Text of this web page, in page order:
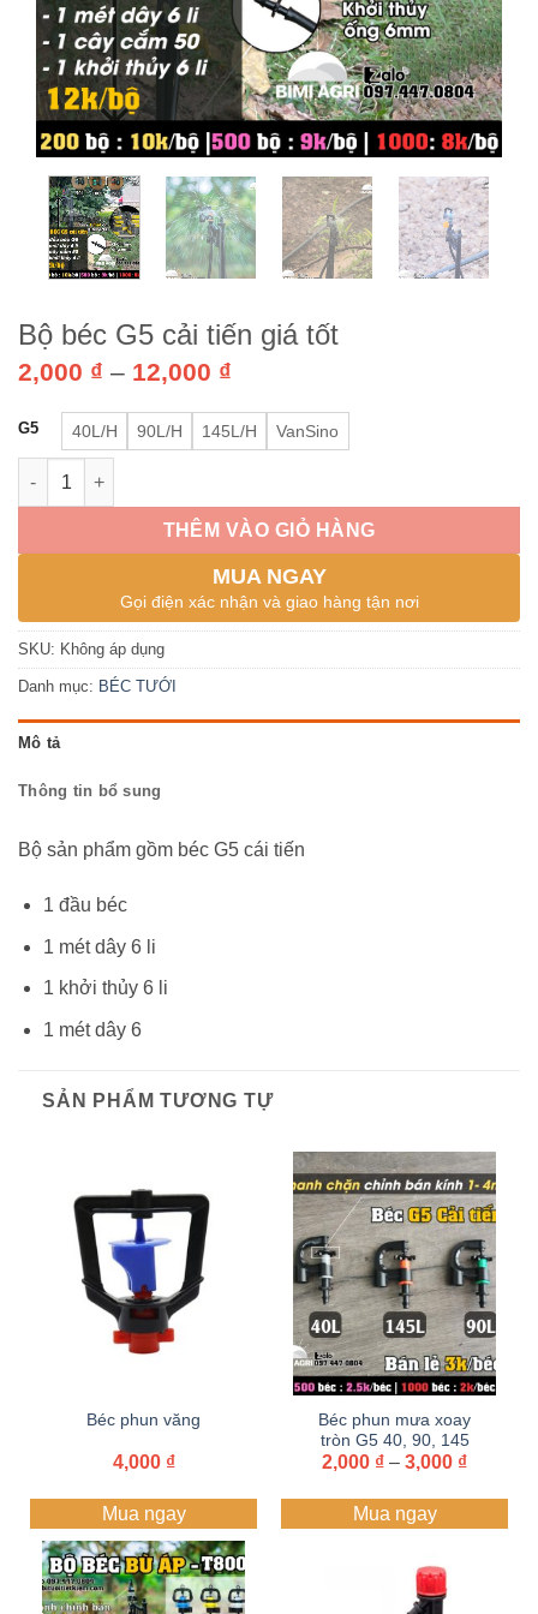
Bộ béc G5 cải tiến giá tốt
2,000 ₫ – 12,000 ₫
từ
2,000 ₫
G5 40L/H 90L/H 145L/H
VanSino
Bộ béc G5 cải tiến giá tốt số lượng
THÊM VÀO GIỎ HÀNG
MUA NGAY
Gọi điện xác nhận và giao hàng tận nơi
SKU: Không áp dụng
Danh mục: BÉC TƯỚI
Mô tả
Thông tin bổ sung
Bộ sản phẩm gồm béc G5 cái tiến
1 đầu béc
1 mét dây 6 li
1 khởi thủy 6 li
1 mét dây 6
SẢN PHẨM TƯƠNG TỰ
Béc phun văng
4,000 ₫
Mua ngay
Béc phun mưa xoay
tròn G5 40, 90, 145
lít/giờ chỉnh bán kính từ
2,000 ₫ – 3,000 ₫Khoảng
từ
Mua ngay